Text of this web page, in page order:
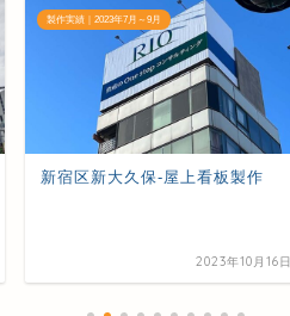
製作実績｜2023年7月～9月
新宿区新大久保-屋上看板製作
2023年10月16日